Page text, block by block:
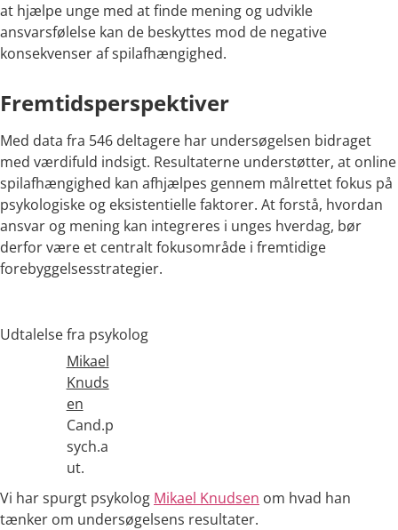
at hjælpe unge med at finde mening og udvikle
ansvarsfølelse kan de beskyttes mod de negative
konsekvenser af spilafhængighed.
Fremtidsperspektiver
Med data fra 546 deltagere har undersøgelsen bidraget
med værdifuld indsigt. Resultaterne understøtter, at online
spilafhængighed kan afhjælpes gennem målrettet fokus på
psykologiske og eksistentielle faktorer. At forstå, hvordan
ansvar og mening kan integreres i unges hverdag, bør
derfor være et centralt fokusområde i fremtidige
forebyggelsesstrategier.
Udtalelse fra psykolog
Mikael
Knuds
en
Cand.p
sych.a
ut.
Vi har spurgt psykolog Mikael Knudsen om hvad han
tænker om undersøgelsens resultater.